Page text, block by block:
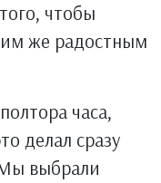
чтобы
же радостным
часа,
делал сразу
выбрали